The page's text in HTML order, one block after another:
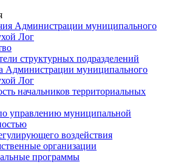
Администрации муниципального
Лог
структурных подразделений
Администрации муниципального
Лог
начальников территориальных
управлению муниципальной
воздействия
организации
программы